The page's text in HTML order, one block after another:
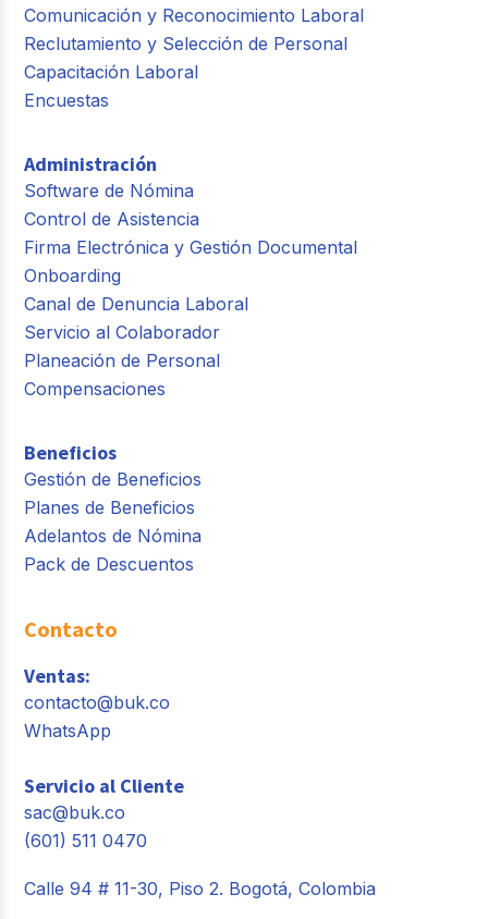
Comunicación y Reconocimiento Laboral
Reclutamiento y Selección de Personal
Capacitación Laboral
Encuestas
Administración
Software de Nómina
Control de Asistencia
Firma Electrónica y Gestión Documental
Onboarding
Canal de Denuncia Laboral
Servicio al Colaborador
Planeación de Personal
Compensaciones
Beneficios
Gestión de Beneficios
Planes de Beneficios
Adelantos de Nómina
Pack de Descuentos
Contacto
Ventas:
contacto@buk.co
WhatsApp
Servicio al Cliente
sac@buk.co
(601) 511 0470
Calle 94 # 11-30, Piso 2. Bogotá, Colombia